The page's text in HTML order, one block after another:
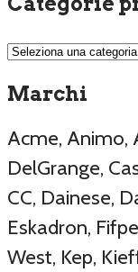
Marchi
Acme, Animo,
DelGrange,
CC, Dainese,
Eskadron,
West, Kep,